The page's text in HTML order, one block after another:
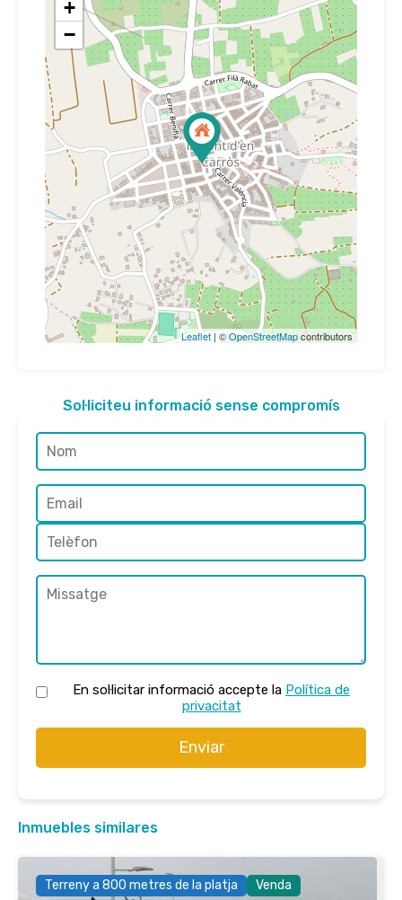
+
−
Leaflet | ©OpenStreetMapcontributors
Sol·liciteu informació sense compromís
En sol·licitar informació accepte la Política de
privacitat
Enviar
Inmuebles similares
Terreny a 800 metres de la platja Venda